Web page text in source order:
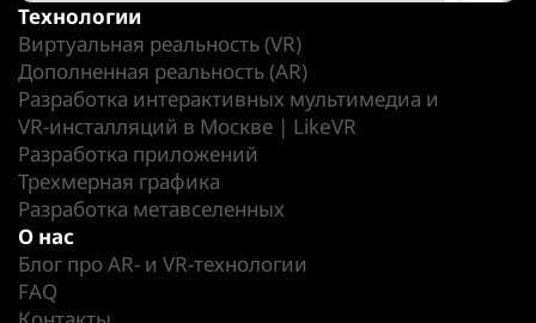
Технологии
Виртуальная реальность (VR)
Дополненная реальность (AR)
Разработка интерактивных мультимедиа и
VR-инсталляций в Москве | LikeVR
Разработка приложений
Трехмерная графика
Разработка метавселенных
О нас
Блог про AR- и VR-технологии
FAQ